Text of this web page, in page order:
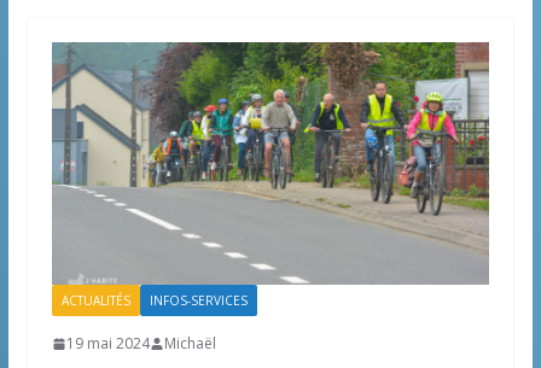
ACTUALITÉS INFOS-SERVICES
19 mai 2024 Michaël